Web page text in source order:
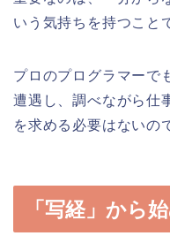
いう気持ちを持つこと
プロのプログラマーで
遭遇し、調べながら仕
を求める必要はないの
「写経」から